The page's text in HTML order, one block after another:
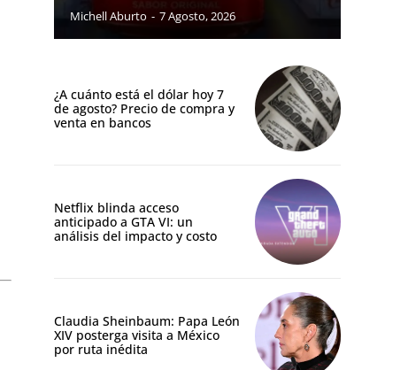
Michell Aburto - 7 Agosto, 2026
¿A cuánto está el dólar hoy 7
de agosto? Precio de compra y
venta en bancos
Netflix blinda acceso
anticipado a GTA VI: un
análisis del impacto y costo
Claudia Sheinbaum: Papa León
XIV posterga visita a México
por ruta inédita